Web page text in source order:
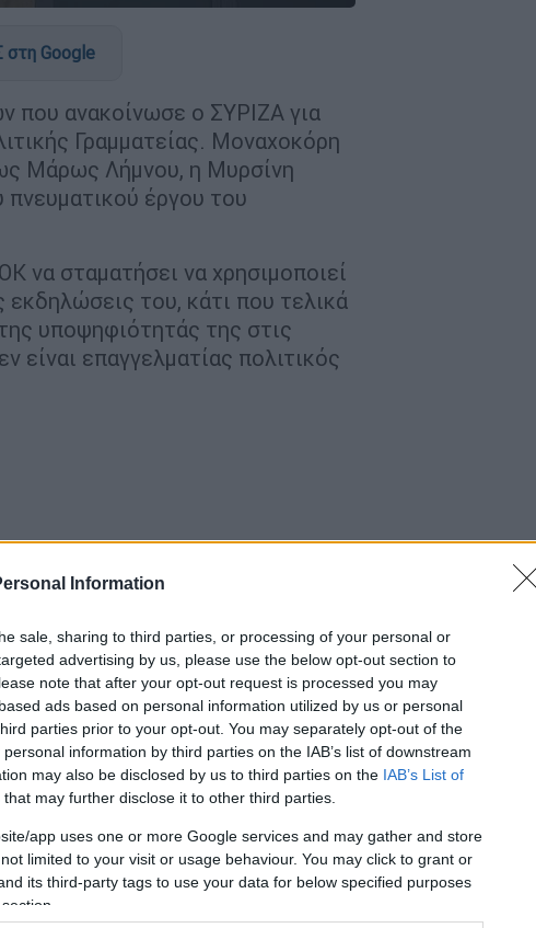
Information
sale, sharing to third parties, or processing of your personal or
advertising by us, please use the below opt-out section to
note that after your opt-out request is processed you may
ads based on personal information utilized by us or personal
parties prior to your opt-out. You may separately opt-out of the
information by third parties on the IAB’s list of downstream
may also be disclosed by us to third parties on the IAB’s List of
that may further disclose it to other third parties.
app uses one or more Google services and may gather and store
limited to your visit or usage behaviour. You may click to grant or
its third-party tags to use your data for below specified purposes
Google
που ανακοίνωσε ο ΣΥΡΙΖΑ για
Γραμματείας. Μοναχοκόρη
Μάρως Λήμνου, η Μυρσίνη
πνευματικού έργου του
να σταματήσει να χρησιμοποιεί
εκδηλώσεις του, κάτι που τελικά
υποψηφιότητάς της στις
είναι επαγγελματίας πολιτικός
υποψήφιοι
υποψήφιοι